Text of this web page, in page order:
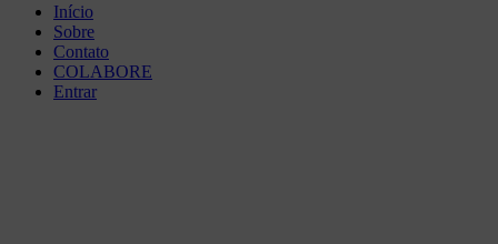
Início
Sobre
Contato
COLABORE
Entrar